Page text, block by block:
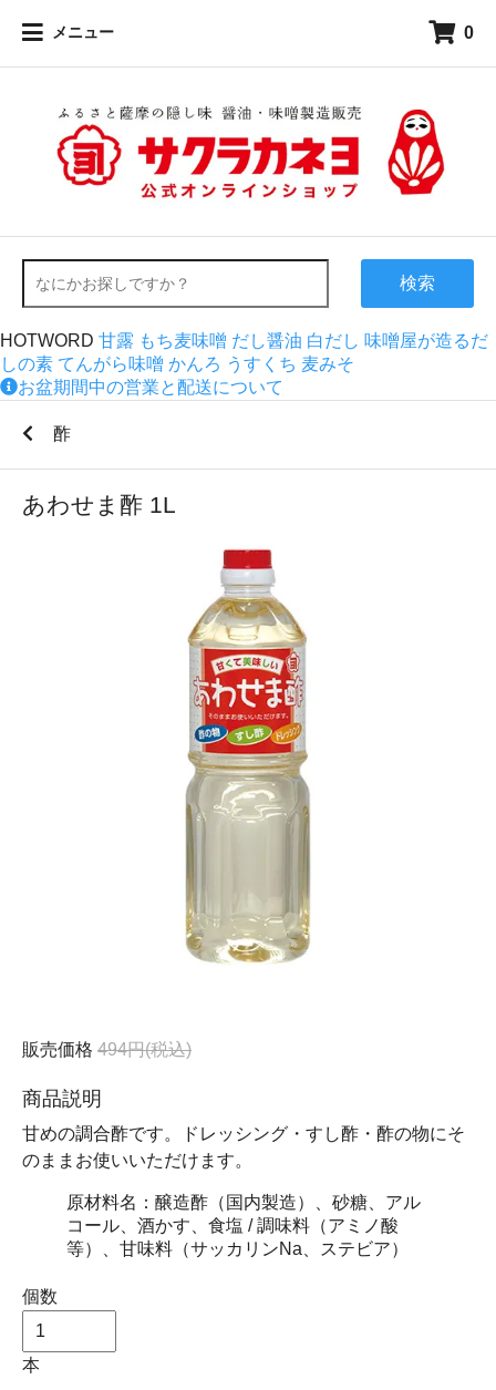
メニュー 0
検索
HOTWORD 甘露 もち麦味噌 だし醤油 白だし 味噌屋が造るだ
しの素 てんがら味噌 かんろ うすくち 麦みそ
お盆期間中の営業と配送について
酢
あわせま酢 1L
販売価格 494円(税込)
商品説明
甘めの調合酢です。ドレッシング・すし酢・酢の物にそ
のままお使いいただけます。
原材料名：醸造酢（国内製造）、砂糖、アル
コール、酒かす、食塩 / 調味料（アミノ酸
等）、甘味料（サッカリンNa、ステビア）
個数
本